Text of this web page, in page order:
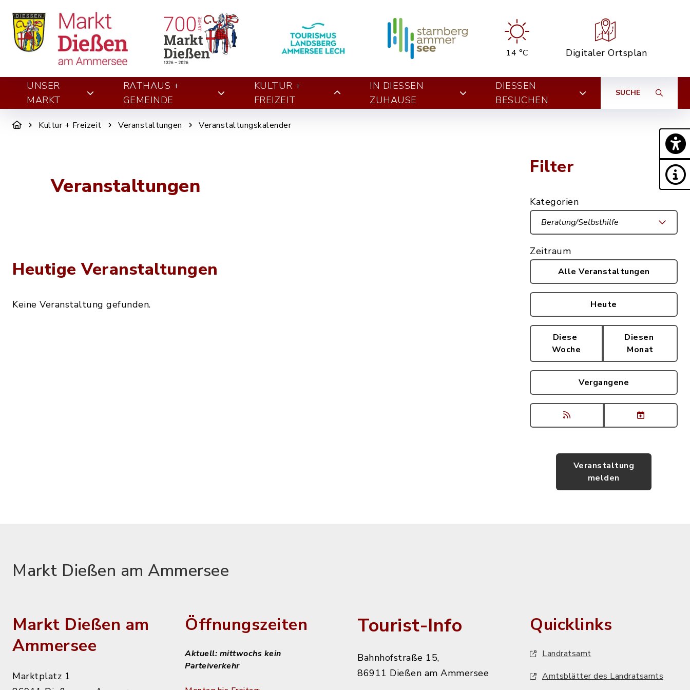
14 °C Digitaler Ortsplan
UNSER
MARKT
RATHAUS +
GEMEINDE
KULTUR +
FREIZEIT
IN DIESSEN Z
UHAUSE
DIESSEN B
ESUCHEN
SUCHE
Kultur + Freizeit Veranstaltungen Veranstaltungskalender
Veranstaltungen
Heutige Veranstaltungen
Keine Veranstaltung gefunden.
Filter
Kategorien
Beratung/Selbsthilfe
Zeitraum
Alle Veranstaltungen
Heute
Diese
Woche
Diesen
Monat
Vergangene
Veranstaltung
melden
Markt Dießen am Ammersee
Markt Dießen am
Ammersee
Marktplatz 1
Öffnungszeiten
Aktuell: mittwochs kein
Parteiverkehr
Tourist-Info
Bahnhofstraße 15,
86911 Dießen am Ammersee
Quicklinks
Landratsamt
Amtsblätter des Landratsamts